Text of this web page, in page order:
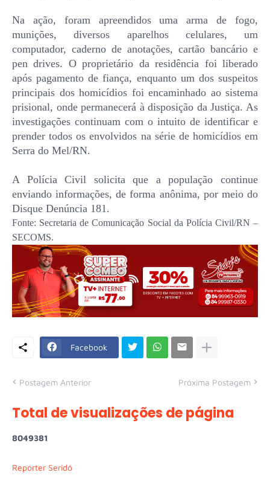
Na ação, foram apreendidos uma arma de fogo,
munições, diversos aparelhos celulares, um
computador, caderno de anotações, cartão bancário e
pen drives. O proprietário da residência foi liberado
após pagamento de fiança, enquanto um dos suspeitos
principais dos homicídios foi encaminhado ao sistema
prisional, onde permanecerá à disposição da Justiça. As
investigações continuam com o intuito de identificar e
prender todos os envolvidos na série de homicídios em
Serra do Mel/RN.
A Polícia Civil solicita que a população continue
enviando informações, de forma anônima, por meio do
Disque Denúncia 181.
Fonte: Secretaria de Comunicação Social da Polícia Civil/RN –
SECOMS.
Facebook
Postagem Anterior Próxima Postagem
Total de visualizações de página
8049381
Repórter Seridó